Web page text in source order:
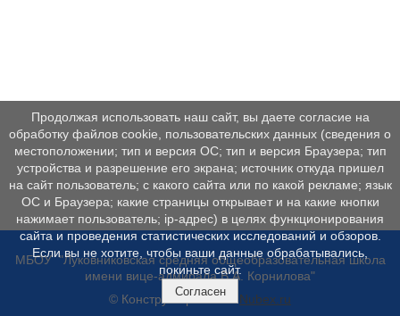
МБОУ "Луковниковская средняя общеобразовательная школа
имени вице-адмирала В.А. Корнилова"
© Конструктор сайтов Nubex.ru
Продолжая использовать наш сайт, вы даете согласие на
обработку файлов cookie, пользовательских данных (сведения о
местоположении; тип и версия ОС; тип и версия Браузера; тип
устройства и разрешение его экрана; источник откуда пришел
на сайт пользователь; с какого сайта или по какой рекламе; язык
ОС и Браузера; какие страницы открывает и на какие кнопки
нажимает пользователь; ip-адрес) в целях функционирования
сайта и проведения статистических исследований и обзоров.
Если вы не хотите, чтобы ваши данные обрабатывались,
покиньте сайт.
Согласен